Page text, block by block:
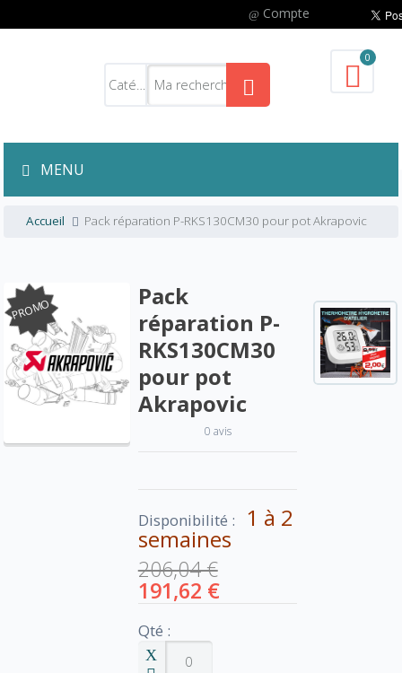
Compte
0
MENU
Accueil Pack réparation P-RKS130CM30 pour pot Akrapovic
PROMO
Pack
réparation P-
RKS130CM30
pour pot
Akrapovic
0 avis
Disponibilité : 1 à 2
semaines
206,04 €
191,62 €
Qté :